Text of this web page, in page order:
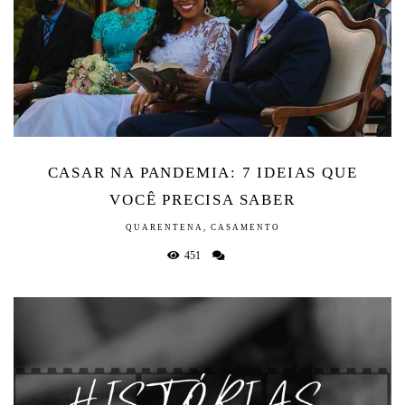
CASAR NA PANDEMIA: 7 IDEIAS QUE
VOCÊ PRECISA SABER
QUARENTENA, CASAMENTO
451